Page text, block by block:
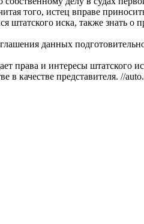
того, истец вправе
штатского иска, также знать
данных
права и интересы штатского
качестве представителя. //